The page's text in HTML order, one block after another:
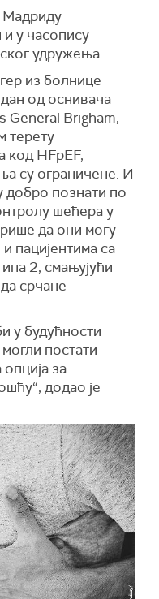
Мадриду
у часопису
удружења.
из болнице
од оснивача
General Brigham,
терету
код HFpEF,
су ограничене. И
добро познати по
шећера у
да они могу
пацијентима са
2, смањујући
срчане
у будућности
постати
за
додао је